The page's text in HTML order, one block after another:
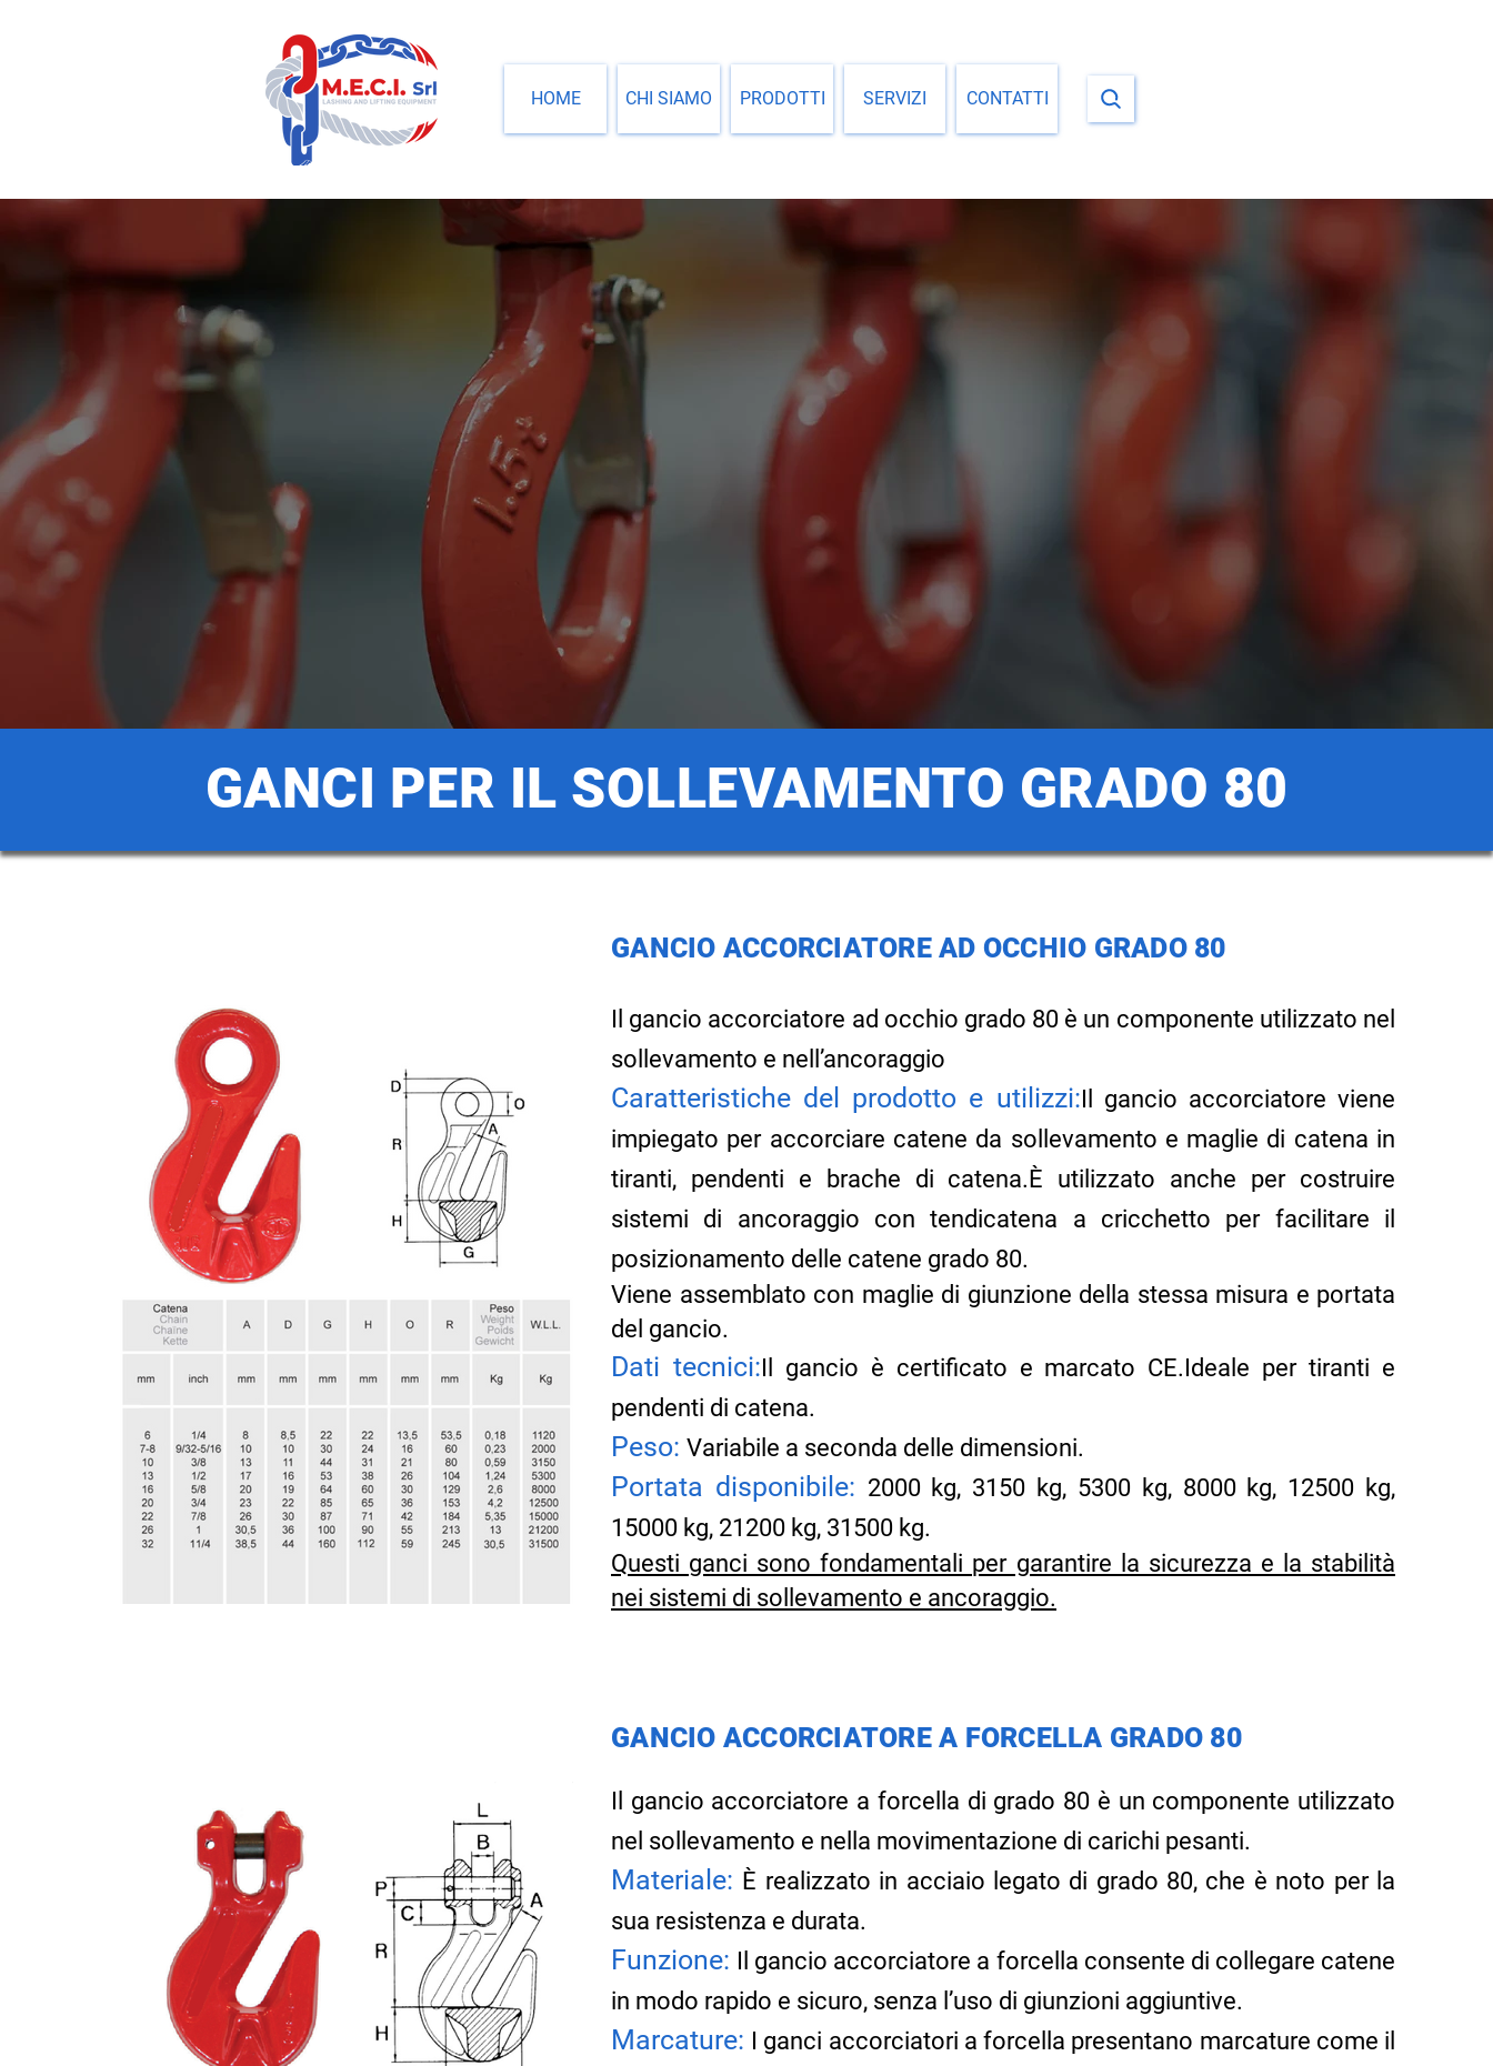
HOME CHI SIAMO PRODOTTI SERVIZI CONTATTI
GANCI PER IL SOLLEVAMENTO GRADO 80
GANCIO ACCORCIATORE AD OCCHIO GRADO 80
Il gancio accorciatore ad occhio grado 80 è un componente utilizzato nel
sollevamento e nell’ancoraggio
Caratteristiche del prodotto e utilizzi:Il gancio accorciatore viene
impiegato per accorciare catene da sollevamento e maglie di catena in
tiranti, pendenti e brache di catena.È utilizzato anche per costruire
sistemi di ancoraggio con tendicatena a cricchetto per facilitare il
posizionamento delle catene grado 80.
Viene assemblato con maglie di giunzione della stessa misura e portata
del gancio.
Dati tecnici:Il gancio è certificato e marcato CE.Ideale per tiranti e
pendenti di catena.
Peso: Variabile a seconda delle dimensioni.
Portata disponibile: 2000 kg, 3150 kg, 5300 kg, 8000 kg, 12500 kg,
15000 kg, 21200 kg, 31500 kg.
Questi ganci sono fondamentali per garantire la sicurezza e la stabilità
nei sistemi di sollevamento e ancoraggio.
GANCIO ACCORCIATORE A FORCELLA GRADO 80
Il gancio accorciatore a forcella di grado 80 è un componente utilizzato
nel sollevamento e nella movimentazione di carichi pesanti.
Materiale: È realizzato in acciaio legato di grado 80, che è noto per la
sua resistenza e durata.
Funzione: Il gancio accorciatore a forcella consente di collegare catene
in modo rapido e sicuro, senza l’uso di giunzioni aggiuntive.
Marcature: I ganci accorciatori a forcella presentano marcature come il